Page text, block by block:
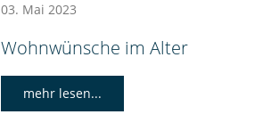
03. Mai 2023
Wohnwünsche im Alter
mehr lesen...